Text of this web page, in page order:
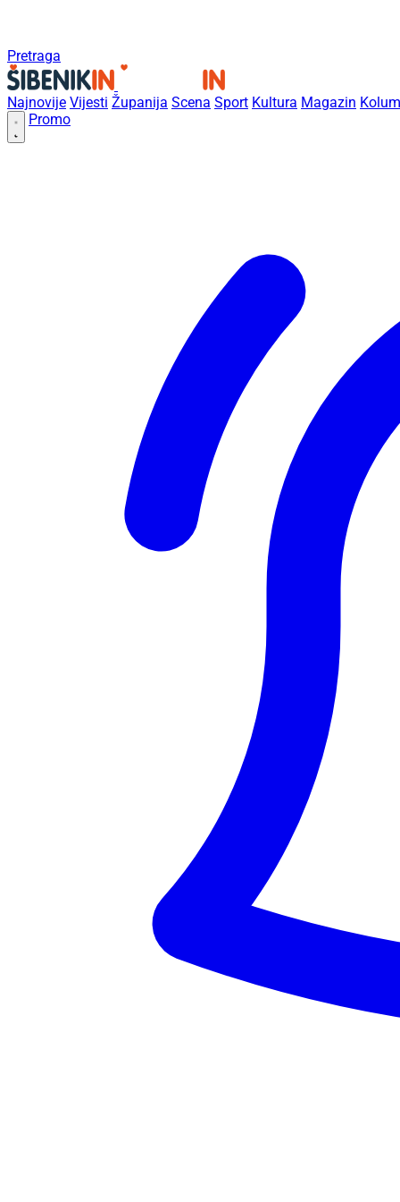
Pretraga
Najnovije Vijesti Županija Scena Sport Kultura Magazin
Promo